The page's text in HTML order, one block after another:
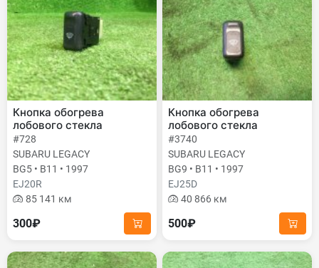
Кнопка обогрева
лобового стекла
#728
SUBARU LEGACY
BG5 • B11 • 1997
EJ20R
85 141 км
300₽
Кнопка обогрева
лобового стекла
#3740
SUBARU LEGACY
BG9 • B11 • 1997
EJ25D
40 866 км
500₽